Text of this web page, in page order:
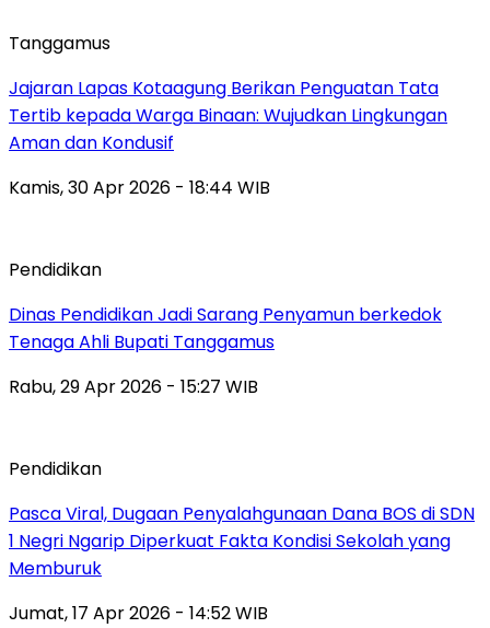
Tanggamus
Jajaran Lapas Kotaagung Berikan Penguatan Tata
Tertib kepada Warga Binaan: Wujudkan Lingkungan
Aman dan Kondusif
Kamis, 30 Apr 2026 - 18:44 WIB
Pendidikan
Dinas Pendidikan Jadi Sarang Penyamun berkedok
Tenaga Ahli Bupati Tanggamus
Rabu, 29 Apr 2026 - 15:27 WIB
Pendidikan
Pasca Viral, Dugaan Penyalahgunaan Dana BOS di SDN
1 Negri Ngarip Diperkuat Fakta Kondisi Sekolah yang
Memburuk
Jumat, 17 Apr 2026 - 14:52 WIB